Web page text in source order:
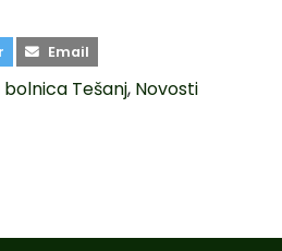
Email
Tešanj, Novosti